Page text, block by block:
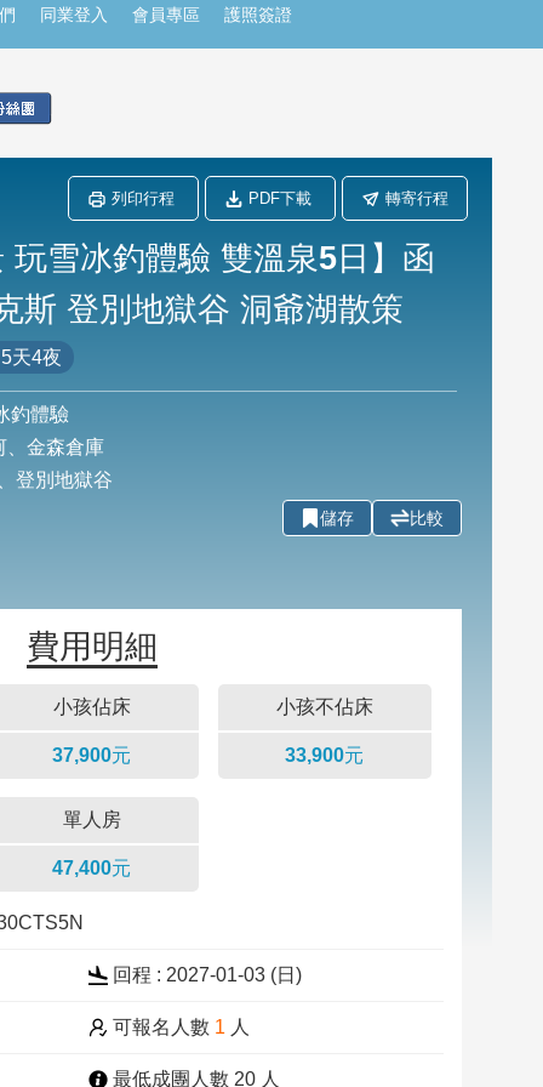
同業登入 會員專區 護照簽證
列印行程 PDF下載 轉寄行程
雪冰釣體驗 雙溫泉5日】函
斯 登別地獄谷 洞爺湖散策
天4夜
釣體驗
、金森倉庫
登別地獄谷
儲存 比較
費用明細
小孩佔床 小孩不佔床
37,900元 33,900元
單人房
47,400元
回程 : 2027-01-03 (日 )
可報名人數 1 人
最低成團人數 20 人